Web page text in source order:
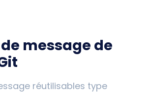
message de
réutilisables type